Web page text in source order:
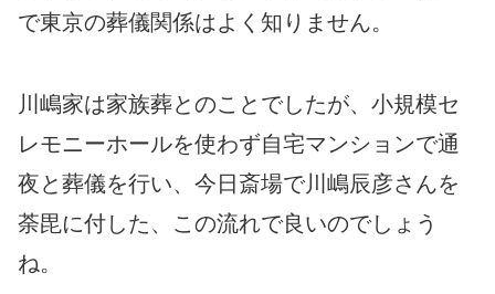
で東京の葬儀関係はよく知りません。
川嶋家は家族葬とのことでしたが、小規模セ
レモニーホールを使わず自宅マンションで通
夜と葬儀を行い、今日斎場で川嶋辰彦さんを
荼毘に付した、この流れで良いのでしょう
ね。